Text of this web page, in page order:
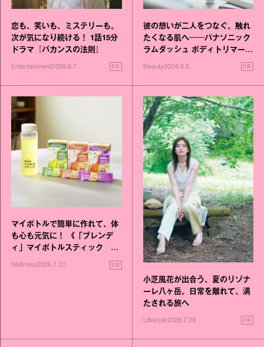
恋も、笑いも、ミステリーも。
次が気になり続ける！ 1話15分
ドラマ『バカンスの法則』
Entertainment2026.8.7 PR
彼の想いが二人をつなぐ。触れ
たくなる肌へ──パナソニック
ラムダッシュ ボディトリマーが
Beauty2026.8.5 PR
マイボトルで簡単に作れて、体
も心も元気に！ 《「ブレンデ
ィ」マイボトルスティック い
いこと毎日》シリーズが誕生
Wellness2026.7.27 PR
小芝風花が出合う、夏のリゾナ
ーレ八ヶ岳。日常を離れて、満
たされる旅へ
Lifestyle2026.7.23 PR